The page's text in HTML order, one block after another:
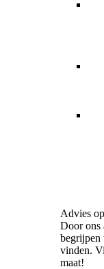
Advies
Door ons
begrijpen
vinden.
maat!